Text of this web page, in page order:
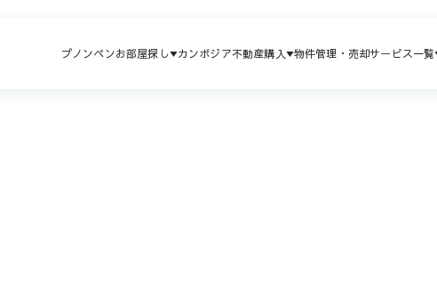
プノンペンお部屋探し カンボジア不動産購入 物件管理・売却サービス一覧